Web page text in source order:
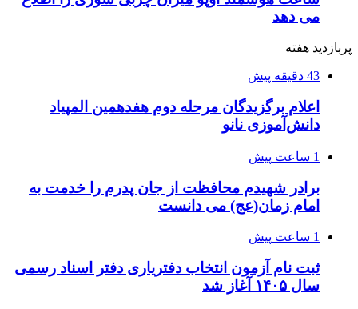
می دهد
پربازدید هفته
43 دقیقه پیش
اعلام برگزیدگان مرحله دوم هفدهمین المپیاد
دانش‌آموزی نانو
1 ساعت پیش
برادر شهیدم محافظت از جان پدرم را خدمت به
امام زمان(عج) می دانست
1 ساعت پیش
ثبت نام آزمون انتخاب دفتریاری دفتر اسناد رسمی
سال ۱۴۰۵ آغاز شد